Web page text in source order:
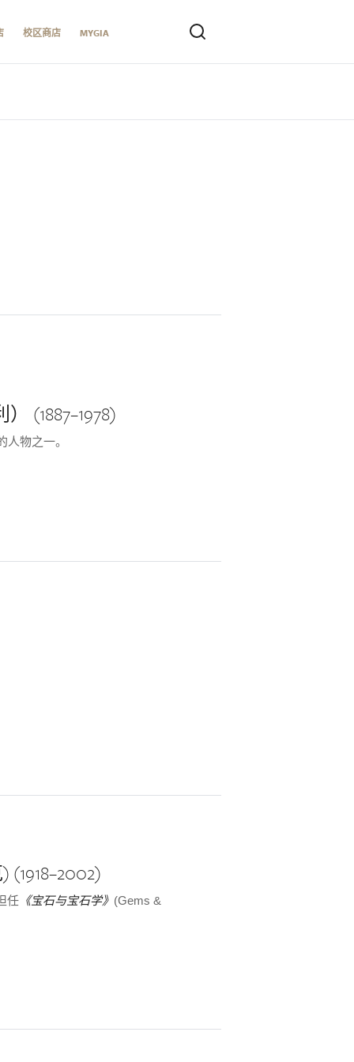
校区商店 MYGIA
(1887–1978)
物之一。
(1918–2002)
任 《宝石与宝石学》 (Gems &